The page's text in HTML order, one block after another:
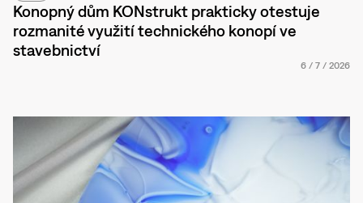
Konopný dům KONstrukt prakticky otestuje
rozmanité využití technického konopí ve
stavebnictví
6 / 7 / 2026